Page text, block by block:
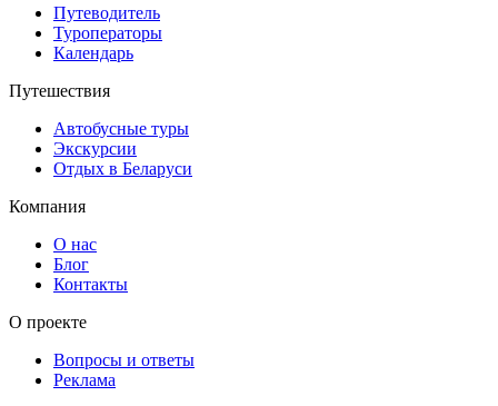
Путеводитель
Туроператоры
Календарь
Путешествия
Автобусные туры
Экскурсии
Отдых в Беларуси
Компания
О нас
Блог
Контакты
О проекте
Вопросы и ответы
Реклама